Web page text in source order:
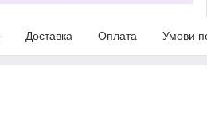
Доставка Оплата Умови